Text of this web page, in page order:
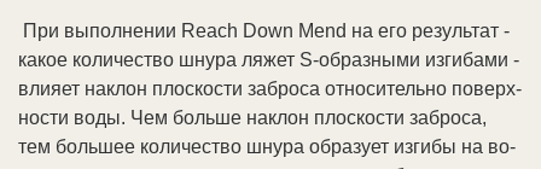
При вы­пол­не­нии Reach Down Mend на его ре­зуль­тат -
ка­кое ко­ли­че­ст­во шну­ра ля­жет S-об­раз­ны­ми из­ги­ба­ми -
влия­ет на­клон плос­ко­сти за­бро­са от­но­си­тель­но по­верх­
но­сти во­ды. Чем боль­ше на­клон плос­ко­сти за­бро­са,
тем боль­шее ко­ли­че­ст­во шну­ра об­ра­зу­ет из­ги­бы на во­